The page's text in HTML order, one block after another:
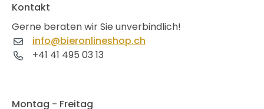
Kontakt
Gerne beraten wir Sie unverbindlich!
info@bieronlineshop.ch
+41 41 495 03 13
Montag - Freitag